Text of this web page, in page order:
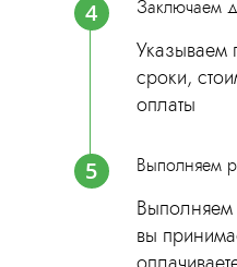
4 Заключаем
Указываем
сроки,
оплаты
5 Выполняем
вы